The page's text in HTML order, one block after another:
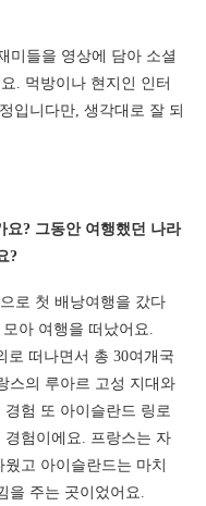
미들을 영상에 담아 소셜
. 먹방이나 현지인 인터
입니다만, 생각대로 잘 되
요? 그동안 여행했던 나라
?
로 첫 배낭여행을 갔다
아 여행을 떠났어요.
로 떠나면서 총 30여개국
스의 루아르 고성 지대와
험 또 아이슬란드 링로
험이에요. 프랑스는 자
고 아이슬란드는 마치
을 주는 곳이었어요.